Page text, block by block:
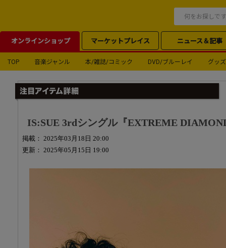
オンラインショップ マーケットプレイス ニュース＆記事
TOP 音楽ジャンル 本/雑誌/コミック DVD/ブルーレイ グッズ
IS:SUE 3rdシングル『EXTREME
掲載： 2025年03月18日 20:00
更新： 2025年05月15日 19:00